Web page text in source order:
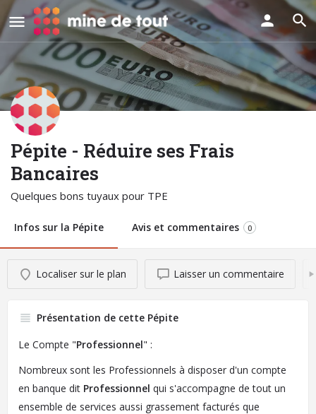
Pépite - Réduire ses Frais
Bancaires
Quelques bons tuyaux pour TPE
Infos sur la Pépite Avis et commentaires 0
Localiser sur le plan Laisser un commentaire
Présentation de cette Pépite
Le Compte "Professionnel" :
Nombreux sont les Professionnels à disposer d'un compte
en banque dit Professionnel qui s'accompagne de tout un
ensemble de services aussi grassement facturés que